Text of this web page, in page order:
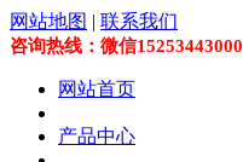
网站地图 | 联系我们
咨询热线：微信15253443000
网站首页
产品中心